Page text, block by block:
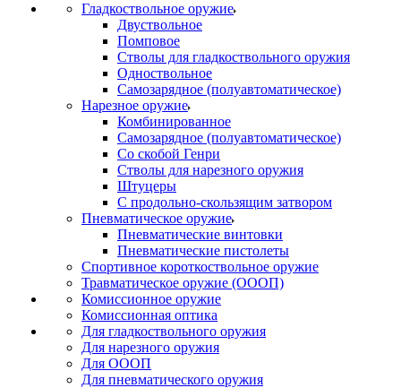
Гладкоствольное оружие
Двуствольное
Помповое
Стволы для гладкоствольного оружия
Одноствольное
Самозарядное (полуавтоматическое)
Нарезное оружие
Комбинированное
Самозарядное (полуавтоматическое)
Со скобой Генри
Стволы для нарезного оружия
Штуцеры
С продольно-скользящим затвором
Пневматическое оружие
Пневматические винтовки
Пневматические пистолеты
Спортивное короткоствольное оружие
Травматическое оружие (ОООП)
Комиссионное оружие
Комиссионная оптика
Для гладкоствольного оружия
Для нарезного оружия
Для ОООП
Для пневматического оружия